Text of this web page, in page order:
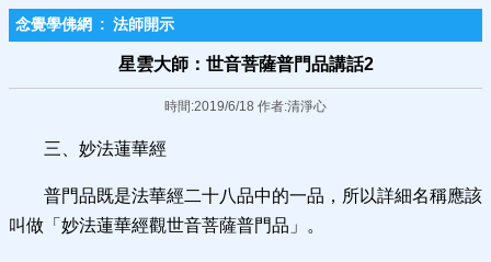
念覺學佛網 : 法師開示
星雲大師：世音菩薩普門品講話2
時間:2019/6/18 作者:清淨心
三、妙法蓮華經
普門品既是法華經二十八品中的一品，所以詳細名稱應該
叫做「妙法蓮華經觀世音菩薩普門品」。